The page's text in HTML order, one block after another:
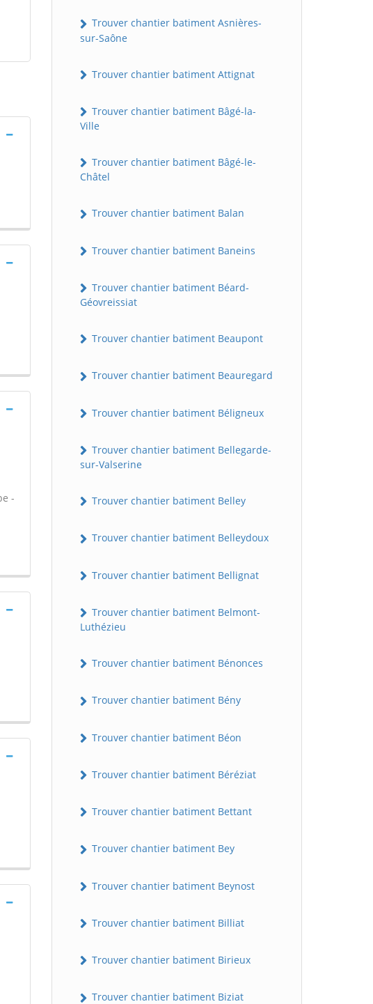
-
Trouver chantier batiment Asnières-
sur-Saône
Trouver chantier batiment Attignat
Trouver chantier batiment Bâgé-la-
Ville
Trouver chantier batiment Bâgé-le-
Châtel
Trouver chantier batiment Balan
Trouver chantier batiment Baneins
Trouver chantier batiment Béard-
Géovreissiat
Trouver chantier batiment Beaupont
Trouver chantier batiment Beauregard
Trouver chantier batiment Béligneux
Trouver chantier batiment Bellegarde-
sur-Valserine
Trouver chantier batiment Belley
Trouver chantier batiment Belleydoux
Trouver chantier batiment Bellignat
Trouver chantier batiment Belmont-
Luthézieu
Trouver chantier batiment Bénonces
Trouver chantier batiment Bény
Trouver chantier batiment Béon
Trouver chantier batiment Béréziat
Trouver chantier batiment Bettant
Trouver chantier batiment Bey
Trouver chantier batiment Beynost
Trouver chantier batiment Billiat
Trouver chantier batiment Birieux
Trouver chantier batiment Biziat